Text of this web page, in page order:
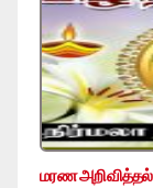
மரண அறிவித்தல்